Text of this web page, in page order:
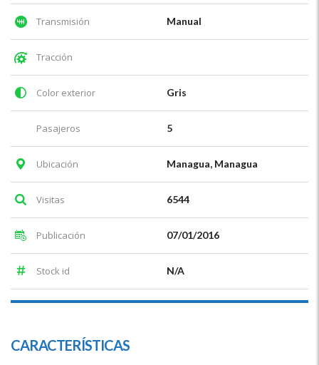
Transmisión Manual
Tracción
Color exterior Gris
Pasajeros 5
Ubicación Managua, Managua
Visitas 6544
Publicación 07/01/2016
Stock id N/A
CARACTERÍSTICAS